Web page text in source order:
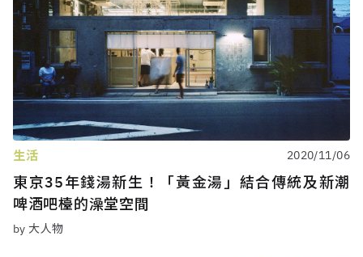
生活 2020/11/06
東京35年錢湯新生！「黃金湯」結合傳統及新潮
啤酒吧檯的澡堂空間
by 大人物